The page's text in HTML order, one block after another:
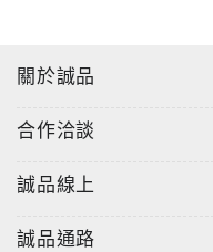
關於誠品
合作洽談
誠品線上
誠品通路